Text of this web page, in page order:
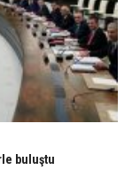
buluştu